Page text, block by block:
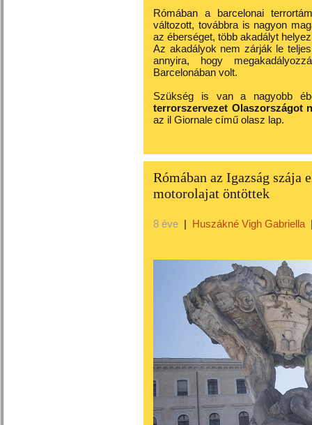
Rómában a barcelonai
változott, továbbra is nagyon
az éberséget, több akadályt
Az akadályok nem zárják le
annyira, hogy
Barcelonában volt.
Szükség is van a nagyobb
terrorszervezet Olaszországot
az il Giornale című olasz lap.
Rómában az Igazság szája
motorolajat öntöttek
8 éve | Huszákné Vigh Gabriella